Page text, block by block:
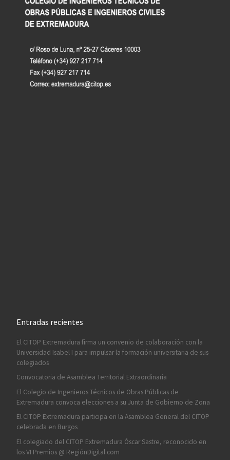
Entradas recientes
El CITOP Extremadura firma un convenio de colaboración con la
Universidad Isabel I para impulsar la formación universitaria de sus
colegiados
Convocatoria de Asamblea Territorial Extraordinaria
El Colegio de Ingenieros Técnicos de Obras Públicas de
Extremadura convoca elecciones a su Junta de Gobierno de Zona
El CITOP Extremadura participa en la Asamblea General del CITOP
celebrada en Burgos
El colegiado del CITOP Extremadura Óscar Sastre, reconocido en
los VI Premios @ RegiónDigital.com